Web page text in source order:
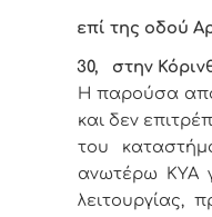
επί της οδού
30, στην
Η παρούσα
και δεν
του
ανωτέρω ΚΥΑ
λειτουργίας,